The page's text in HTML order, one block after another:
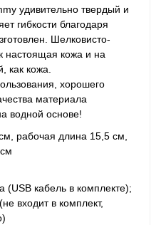
удивительно твердый и
гибкости благодаря
Шелковисто-
настоящая кожа и на
как кожа.
хорошего
материала
водной основе!
рабочая длина 15,5 см,
(USB кабель в комплекте);
входит в комплект,